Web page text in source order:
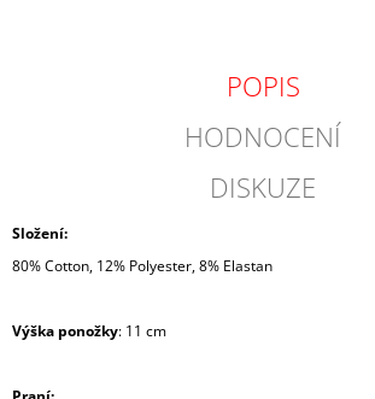
POPIS
HODNOCENÍ
DISKUZE
Složení:
80% Cotton, 12% Polyester, 8% Elastan
Výška ponožky: 11 cm